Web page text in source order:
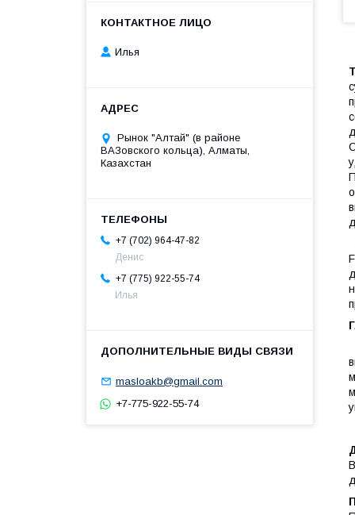
Илья
Рынок "Алтай" (в районе
ВАЗовского кольца), Алматы,
Казахстан
+7 (702) 964-47-82
Денис
+7 (775) 922-55-74
Илья
masloakb@gmail.com
+7-775-922-55-74